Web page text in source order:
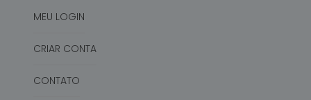
MEU LOGIN
CRIAR CONTA
CONTATO